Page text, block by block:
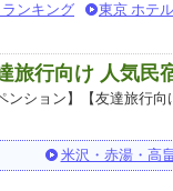
ンキング 東京 ホテ
旅行向け 人気民
ンション】【友達旅行向
米沢・赤湯・高